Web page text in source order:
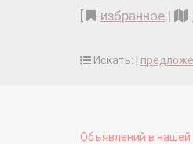
-избранное | -
Искать: |
Объявлений в нашей